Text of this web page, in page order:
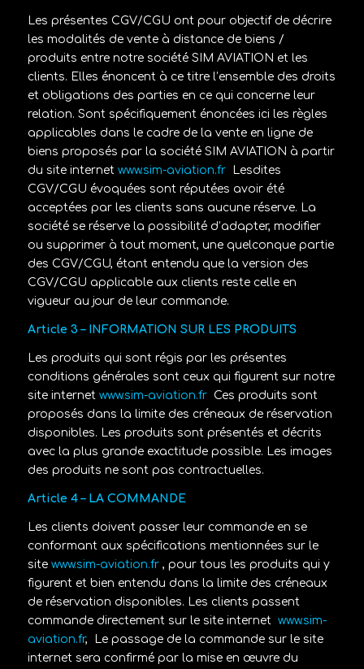
Les présentes CGV/CGU ont pour objectif de décrire
les modalités de vente à distance de biens /
produits entre notre société SIM AVIATION et les
clients. Elles énoncent à ce titre l’ensemble des droits
et obligations des parties en ce qui concerne leur
relation. Sont spécifiquement énoncées ici les règles
applicables dans le cadre de la vente en ligne de
biens proposés par la société SIM AVIATION à partir
du site internet www.sim-aviation.fr
Lesdites
CGV/CGU évoquées sont réputées avoir été
acceptées par les clients sans aucune réserve. La
société se réserve la possibilité d’adapter, modifier
ou supprimer à tout moment, une quelconque partie
des CGV/CGU, étant entendu que la version des
CGV/CGU applicable aux clients reste celle en
vigueur au jour de leur commande.
Article 3 – INFORMATION SUR LES PRODUITS
Les produits qui sont régis par les présentes
conditions générales sont ceux qui figurent sur notre
site internet www.sim-aviation.fr
Ces produits sont
proposés dans la limite des créneaux de réservation
disponibles. Les produits sont présentés et décrits
avec la plus grande exactitude possible. Les images
des produits ne sont pas contractuelles.
Article 4 – LA COMMANDE
Les clients doivent passer leur commande en se
conformant aux spécifications mentionnées sur le
site www.sim-aviation.fr , pour tous les produits qui y
figurent et bien entendu dans la limite des créneaux
de réservation disponibles. Les clients passent
commande directement sur le site internet www.sim-
aviation.fr,
Le passage de la commande sur le site
internet sera confirmé par la mise en œuvre du